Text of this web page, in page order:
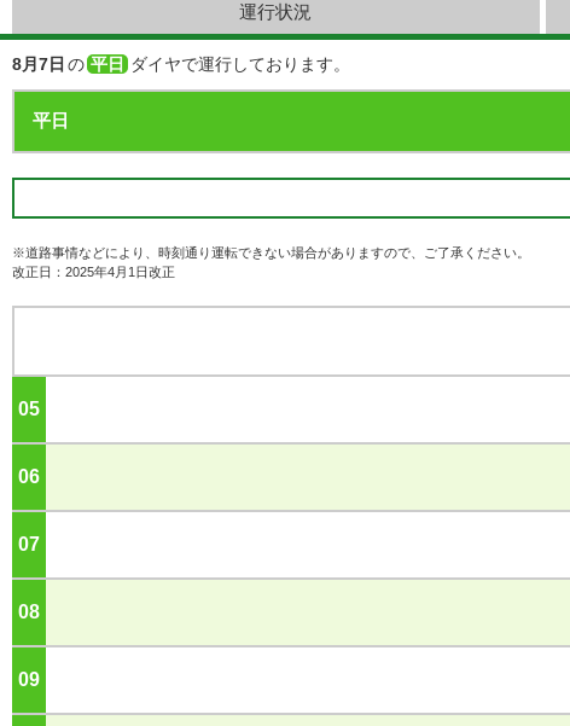
運行状況
8月7日 の 平日 ダイヤで運行しております。
※道路事情などにより、時刻通り運転できない場合がありますので、ご了承ください。
改正日：2025年4月1日改正
05
06
07
08
09